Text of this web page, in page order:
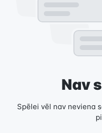
Nav
Spēlei vēl nav neviena